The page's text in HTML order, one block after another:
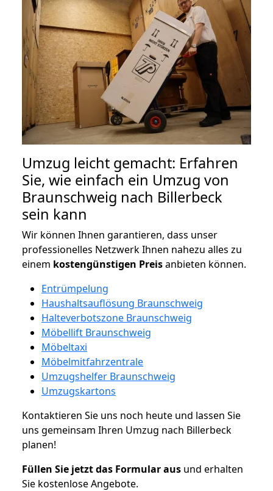
Umzug leicht gemacht: Erfahren
Sie, wie einfach ein Umzug von
Braunschweig nach Billerbeck
sein kann
Wir können Ihnen garantieren, dass unser
professionelles Netzwerk Ihnen nahezu alles zu
einem kostengünstigen Preisanbieten können.
Entrümpelung
Haushaltsauflösung Braunschweig
Halteverbotszone Braunschweig
Möbellift Braunschweig
Möbeltaxi
Möbelmitfahrzentrale
Umzugshelfer Braunschweig
Umzugskartons
Kontaktieren Sie uns noch heute und lassen Sie
uns gemeinsam Ihren Umzug nach Billerbeck
planen!
Füllen Sie jetzt das Formular aus und erhalten
Sie kostenlose Angebote.